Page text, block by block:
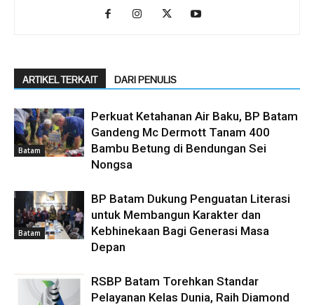
ARTIKEL TERKAIT DARI PENULIS
Batam
Perkuat Ketahanan Air Baku, BP Batam
Gandeng Mc Dermott Tanam 400
Bambu Betung di Bendungan Sei
Nongsa
Batam
BP Batam Dukung Penguatan Literasi
untuk Membangun Karakter dan
Kebhinekaan Bagi Generasi Masa
Depan
RSBP Batam Torehkan Standar
Pelayanan Kelas Dunia, Raih Diamond